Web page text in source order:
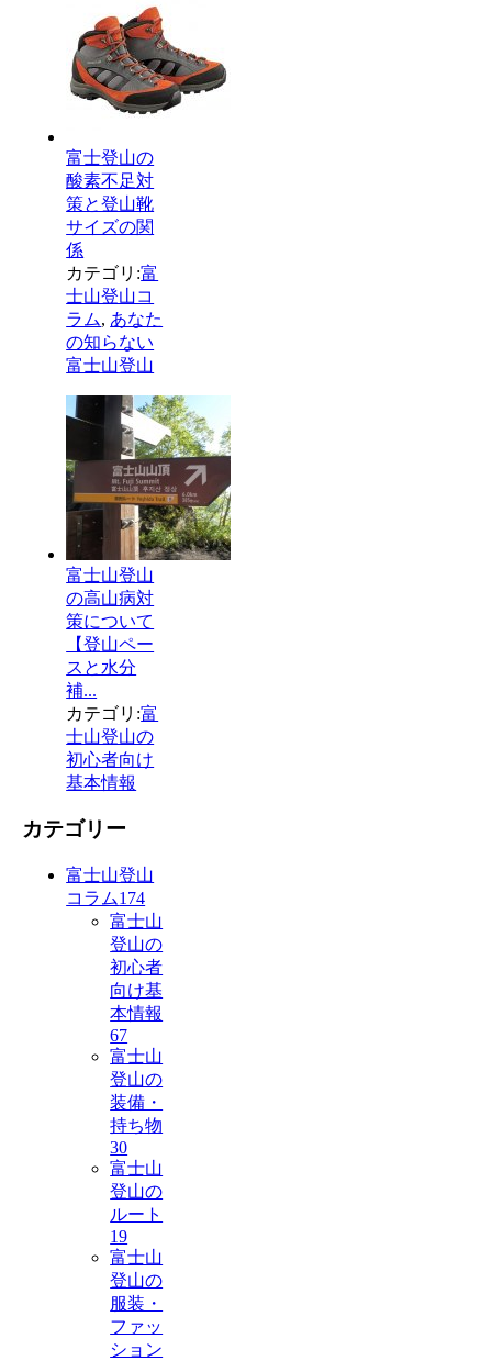
富士登山の
酸素不足対
策と登山靴
サイズの関
係
カテゴリ:富
士山登山コ
ラム, あなた
の知らない
富士山登山
富士山登山
の高山病対
策について
【登山ペー
スと水分
補...
カテゴリ:富
士山登山の
初心者向け
基本情報
カテゴリー
富士山登山
コラム174
富士山
登山の
初心者
向け基
本情報
67
富士山
登山の
装備・
持ち物
30
富士山
登山の
ルート
19
富士山
登山の
服装・
ファッ
ション